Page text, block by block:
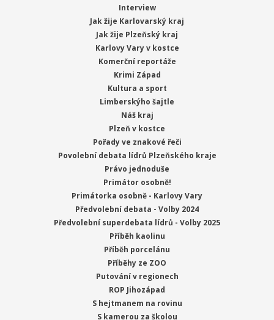
Interview
Jak žije Karlovarský kraj
Jak žije Plzeňský kraj
Karlovy Vary v kostce
Komerční reportáže
Krimi Západ
Kultura a sport
Limberskýho šajtle
Náš kraj
Plzeň v kostce
Pořady ve znakové řeči
Povolební debata lídrů Plzeňského kraje
Právo jednoduše
Primátor osobně!
Primátorka osobně - Karlovy Vary
Předvolební debata - Volby 2024
Předvolební superdebata lídrů - Volby 2025
Příběh kaolinu
Příběh porcelánu
Příběhy ze ZOO
Putování v regionech
ROP Jihozápad
S hejtmanem na rovinu
S kamerou za školou